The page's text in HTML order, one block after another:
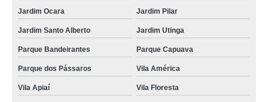
Jardim Ocara Jardim Pilar
Jardim Santo Alberto Jardim Utinga
Parque Bandeirantes Parque Capuava
Parque dos Pássaros Vila América
Vila Apiaí Vila Floresta